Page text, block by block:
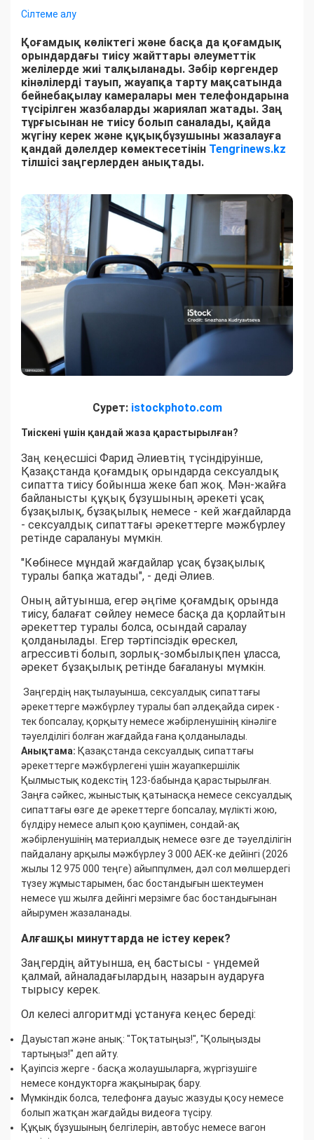
Сілтеме алу
Қоғамдық көліктегі және басқа да қоғамдық
орындардағы тиісу жайттары әлеуметтік
желілерде жиі талқыланады. Зәбір көргендер
кінәлілерді тауып, жауапқа тарту мақсатында
бейнебақылау камералары мен телефондарына
түсірілген жазбаларды жариялап жатады. Заң
тұрғысынан не тиісу болып саналады, қайда
жүгіну керек және құқықбұзушыны жазалауға
қандай дәлелдер көмектесетінін Tengrinews.kz
тілшісі заңгерлерден анықтады.
Сурет: istockphoto.com
Тиіскені үшін қандай жаза қарастырылған?
Заң кеңесшісі Фарид Әлиевтің түсіндіруінше,
Қазақстанда қоғамдық орындарда сексуалдық
сипатта тиісу бойынша жеке бап жоқ. Мән-жайға
байланысты құқық бұзушының әрекеті ұсақ
бұзақылық, бұзақылық немесе - кей жағдайларда
- сексуалдық сипаттағы әрекеттерге мәжбүрлеу
ретінде саралануы мүмкін.
"Көбінесе мұндай жағдайлар ұсақ бұзақылық
туралы бапқа жатады", - деді Әлиев.
Оның айтуынша, егер әңгіме қоғамдық орында
тиісу, балағат сөйлеу немесе басқа да қорлайтын
әрекеттер туралы болса, осындай саралау
қолданылады. Егер тәртіпсіздік өрескел,
агрессивті болып, зорлық-зомбылықпен ұласса,
әрекет бұзақылық ретінде бағалануы мүмкін.
Заңгердің нақтылауынша, сексуалдық сипаттағы
әрекеттерге мәжбүрлеу туралы бап әлдеқайда сирек -
тек бопсалау, қорқыту немесе жәбірленушінің кінәліге
тәуелділігі болған жағдайда ғана қолданылады.
Анықтама: Қазақстанда сексуалдық сипаттағы
әрекеттерге мәжбүрлегені үшін жауапкершілік
Қылмыстық кодекстің 123-бабында қарастырылған.
Заңға сәйкес, жыныстық қатынасқа немесе сексуалдық
сипаттағы өзге де әрекеттерге бопсалау, мүлікті жою,
бүлдіру немесе алып қою қаупімен, сондай-ақ
жәбірленушінің материалдық немесе өзге де тәуелділігін
пайдалану арқылы мәжбүрлеу 3 000 АЕК-ке дейінгі (2026
жылы 12 975 000 теңге) айыппұлмен, дәл сол мөлшердегі
түзеу жұмыстарымен, бас бостандығын шектеумен
немесе үш жылға дейінгі мерзімге бас бостандығынан
айырумен жазаланады.
Алғашқы минуттарда не істеу керек?
Заңгердің айтуынша, ең бастысы - үндемей
қалмай, айналадағылардың назарын аударуға
тырысу керек.
Ол келесі алгоритмді ұстануға кеңес береді:
Дауыстап және анық: "Тоқтатыңыз!", "Қолыңызды
тартыңыз!" деп айту.
Қауіпсіз жерге - басқа жолаушыларға, жүргізушіге
немесе кондукторға жақынырақ бару.
Мүмкіндік болса, телефонға дауыс жазуды қосу немесе
болып жатқан жағдайды видеоға түсіру.
Құқық бұзушының белгілерін, автобус немесе вагон